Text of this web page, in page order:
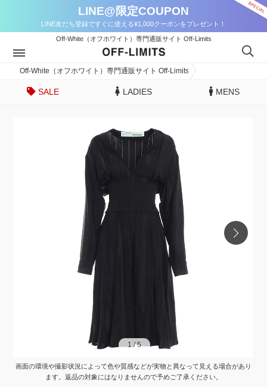
LINE@限定COUPON
LINE友だち登録ですぐに使える¥1,000クーポンをプレゼント！
Off-White（オフホワイト）専門通販サイト Off-Limits
Off-White（オフホワイト）専門通販サイト Off-Limits
SALE LADIES MENS
1 /5
1 /5
画面の環境や撮影状況によって色や質感などが実物と異なって見える場合があり
ます。返品の対象にはなりませんので予めご了承ください。